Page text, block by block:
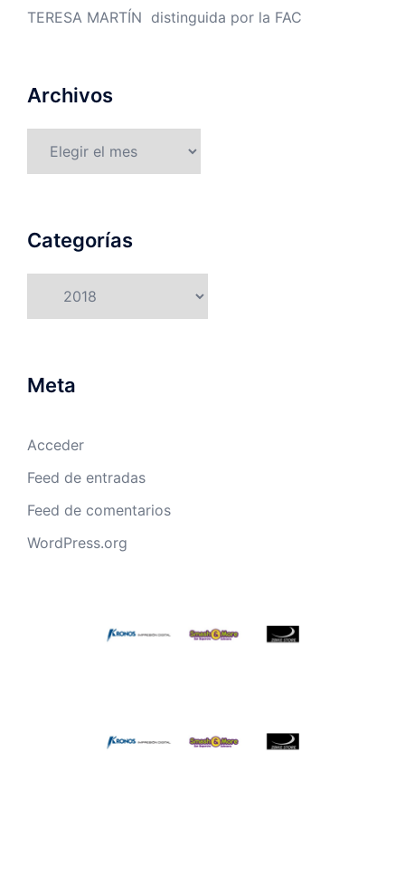
TERESA MARTÍN distinguida por la FAC
Archivos
Categorías
Meta
Acceder
Feed de entradas
Feed de comentarios
WordPress.org